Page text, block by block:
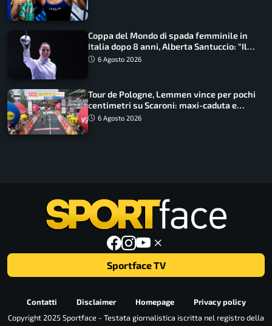
Coppa del Mondo di spada femminile in
Italia dopo 8 anni, Alberta Santuccio: “Il
lavoro dà sempre i suoi frutti”
6 Agosto 2026
Tour de Pologne, Lemmen vince per pochi
centimetri su Scaroni: maxi-caduta e
tappa accorciata
6 Agosto 2026
Sportface TV
Contatti Disclaimer Homepage
Privacy policy
Copyright 2025 Sportface - Testata giornalistica iscritta nel registro della